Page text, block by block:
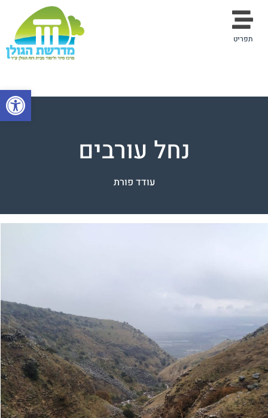
תפריט
נחל עורבים
עודד פורת
פתח